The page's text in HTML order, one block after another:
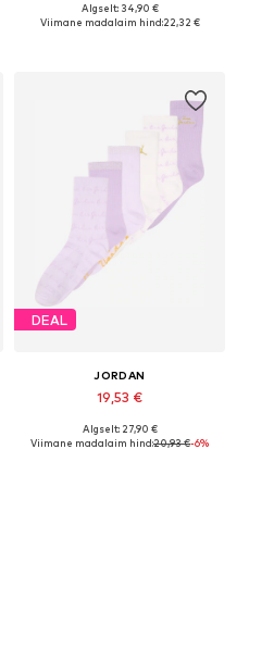
Saadaolevad suurused: One Size
Algselt: 34,90 €
Viimane madalaim hind:22,32 €
DEAL
JORDAN
19,53 €
Algselt: 27,90 €
Viimane madalaim hind:20,93 €-6%